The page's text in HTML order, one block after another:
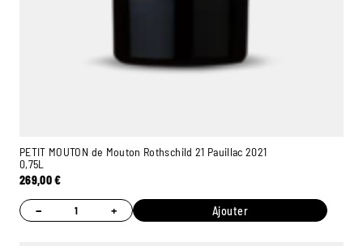
PETIT MOUTON de Mouton Rothschild 21 Pauillac 2021
0,75L
269,00€
− + Ajouter